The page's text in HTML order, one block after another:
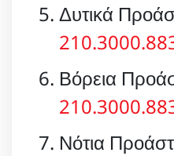
Δυτικά
Βόρεια
Νότια